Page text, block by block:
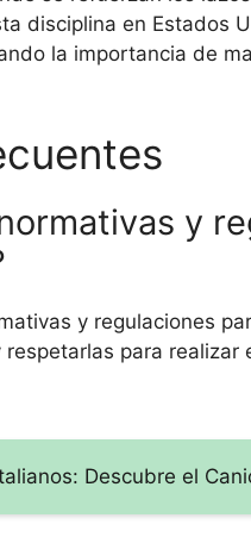
disciplina en Estados
la importancia de
y
y regulaciones
para
Descubre el